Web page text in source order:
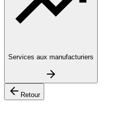
Services aux manufacturiers
Retour